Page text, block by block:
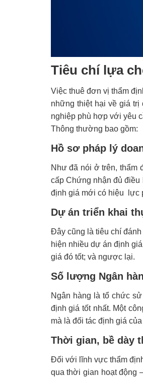
Tiêu chí lựa
Việc thuê đơn vị thẩm
những thiệt hại về giá
nghiệp phù hợp với yêu
Thông thường bao gồm:
Hồ sơ pháp lý
Như đã nói ở trên, thẩm
cấp Chứng nhận đủ
định giá mới có hiệu lực
Dự án triển khai
Đây cũng là tiêu chí
hiện nhiều dự án định
giá đó tốt; và ngược lại.
Số lượng Ngân
Ngân hàng là tổ chức
định giá tốt nhất. Một
mà là đối tác định giá
Thời gian, bề dày
Đối với lĩnh vực thẩm
qua thời gian hoạt động